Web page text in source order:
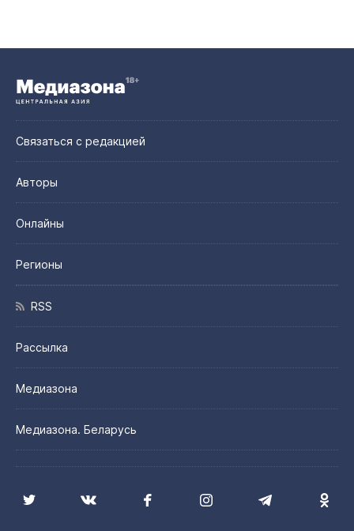
Связаться с редакцией
Авторы
Онлайны
Регионы
RSS
Рассылка
Медиазона
Медиазона. Беларусь